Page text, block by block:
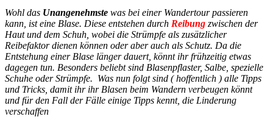
Wohl das Unangenehmste was bei einer Wandertour passieren
kann, ist eine Blase. Diese entstehen durch Reibung zwischen der
Haut und dem Schuh, wobei die Strümpfe als zusätzlicher
Reibefaktor dienen können oder aber auch als Schutz. Da die
Entstehung einer Blase länger dauert, könnt ihr frühzeitig etwas
dagegen tun. Besonders beliebt sind Blasenpflaster, Salbe, spezielle
Schuhe oder Strümpfe. Was nun folgt sind ( hoffentlich ) alle Tipps
und Tricks, damit ihr ihr Blasen beim Wandern verbeugen könnt
und für den Fall der Fälle einige Tipps kennt, die Linderung
verschaffen